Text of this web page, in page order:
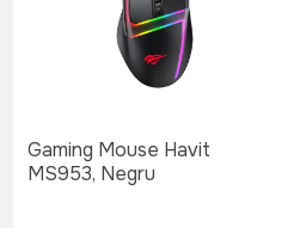
Gaming Mouse Havit
MS953, Negru